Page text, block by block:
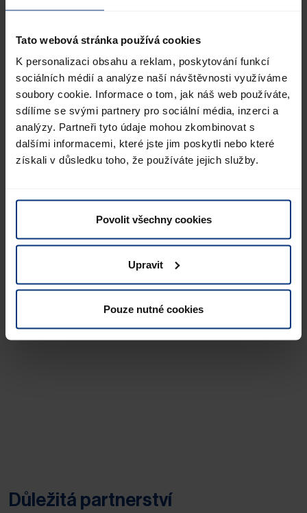
Tato webová stránka používá cookies
K personalizaci obsahu a reklam, poskytování funkcí
sociálních médií a analýze naší návštěvnosti využíváme
soubory cookie. Informace o tom, jak náš web používáte,
sdílíme se svými partnery pro sociální média, inzerci a
analýzy. Partneři tyto údaje mohou zkombinovat s
dalšími informacemi, které jste jim poskytli nebo které
získali v důsledku toho, že používáte jejich služby.
Povolit všechny cookies
Upravit
Pouze nutné cookies
zaslouží řešení šité na míru a
tam, kam má. Proto vždy
hledáme to nejlepší logistické
řešení, abychom byli Společně v
pohybu.
Jednatel ve společnosti Lagermax Logistics Czech
Důležitá partnerství